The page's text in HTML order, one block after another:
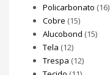
Policarbonato (16)
Cobre (15)
Alucobond (15)
Tela (12)
Trespa (12)